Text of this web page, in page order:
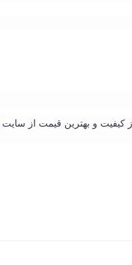
کیفیت و بهترین قیمت از سایت